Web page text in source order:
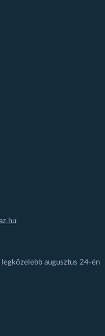
augusztus 24-én